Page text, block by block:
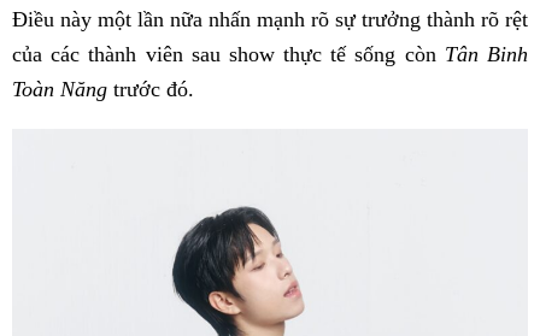
Điều này một lần nữa nhấn mạnh rõ sự trưởng thành rõ rệt
của các thành viên sau show thực tế sống còn Tân Binh
Toàn Năng trước đó.